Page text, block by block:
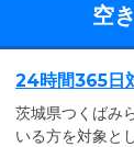
空
24時間365日
茨城県つくばみ
いる方を対象と